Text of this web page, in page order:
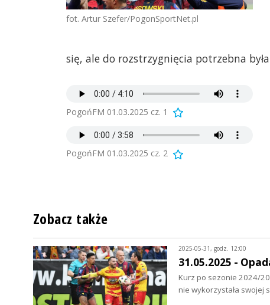
fot. Artur Szefer/PogonSportNet.pl
się, ale do rozstrzygnięcia potrzebna
PogońFM 01.03.2025 cz. 1
PogońFM 01.03.2025 cz. 2
Zobacz także
2025-05-31, godz. 12:00
31.05.2025 -
Kurz po sezonie 2024/
nie wykorzystała swojej